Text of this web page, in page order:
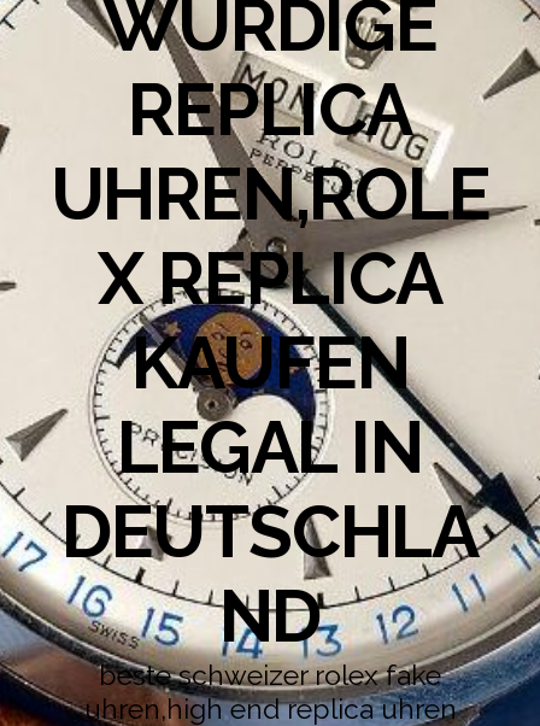
WÜRDIGE
REPLICA
UHREN,ROLE
X REPLICA
KAUFEN
LEGAL IN
DEUTSCHLA
ND
beste schweizer rolex fake
uhren,high end replica uhren